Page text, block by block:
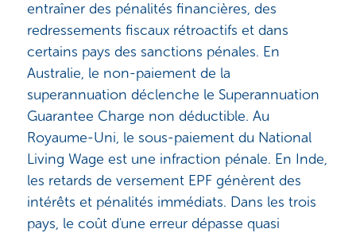
entraîner des pénalités financières, des
redressements fiscaux rétroactifs et dans
certains pays des sanctions pénales. En
Australie, le non-paiement de la
superannuation déclenche le Superannuation
Guarantee Charge non déductible. Au
Royaume-Uni, le sous-paiement du National
Living Wage est une infraction pénale. En Inde,
les retards de versement EPF génèrent des
intérêts et pénalités immédiats. Dans les trois
pays, le coût d'une erreur dépasse quasi